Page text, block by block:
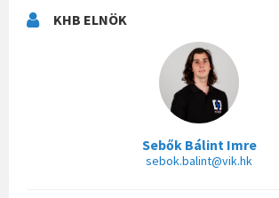
KHB ELNÖK
Sebők Bálint Imre
sebok.balint@vik.hk